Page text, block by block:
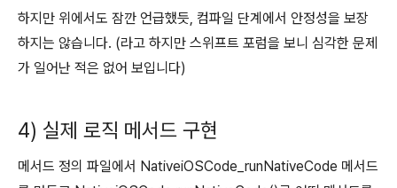
하지만 위에서도 잠깐 언급했듯, 컴파일 단계에서 안정성을 보장
하지는 않습니다. (라고 하지만 스위프트 포럼을 보니 심각한 문제
가 일어난 적은 없어 보입니다)
4) 실제 로직 메서드 구현
메서드 정의 파일에서 NativeiOSCode_runNativeCode 메서드